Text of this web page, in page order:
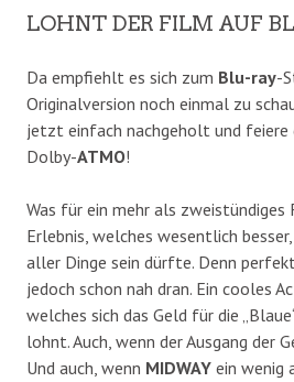
LOHNT DER FILM AUF
Da empfiehlt es sich zum Blu-ray-
Originalversion noch einmal zu
jetzt einfach nachgeholt und feiere
Dolby-ATMO!
Was für ein mehr als zweistündiges
Erlebnis, welches wesentlich
aller Dinge sein dürfte. Denn
jedoch schon nah dran. Ein cooles
welches sich das Geld für die
lohnt. Auch, wenn der Ausgang der
Und auch, wenn MIDWAY ein wenig